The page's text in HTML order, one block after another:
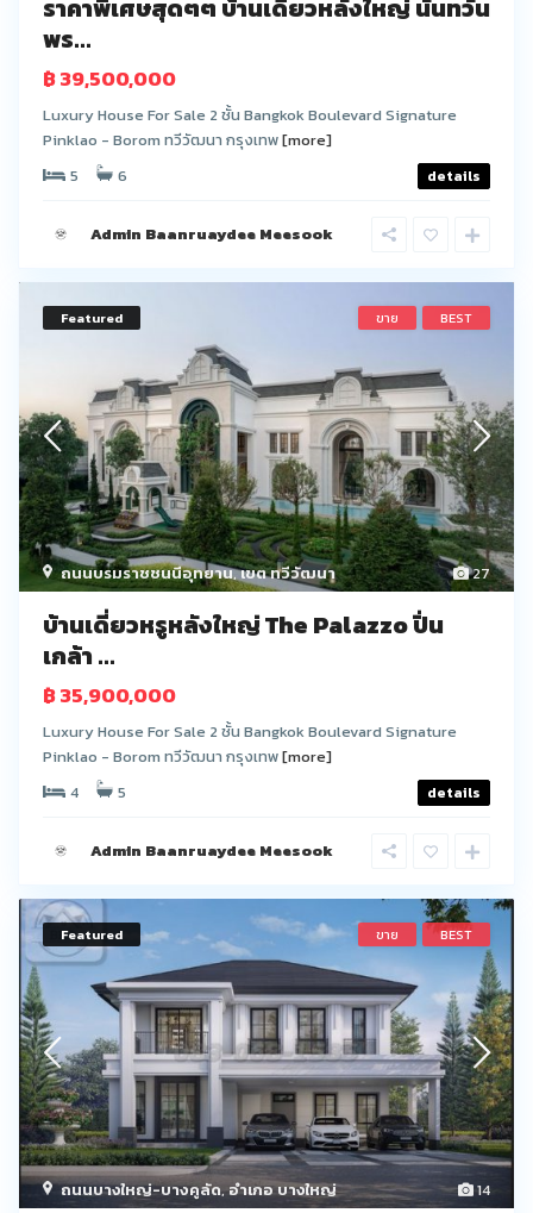
ราคาพิเศษสุดๆๆ บ้านเดี่ยวหลังใหญ่ นันทวัน
พร...
฿ 39,500,000
Luxury House For Sale 2 ชั้น Bangkok Boulevard Signature
Pinklao - Borom ทวีวัฒนา กรุงเทพ[more]
5
6 details
Admin Baanruaydee Meesook
27
ถนนบรมราชชนนีอุทยาน,เขต ทวีวัฒนา
Featured ขาย BEST
บ้านเดี่ยวหรูหลังใหญ่ The Palazzo ปิ่น
เกล้า ...
฿ 35,900,000
Luxury House For Sale 2 ชั้น Bangkok Boulevard Signature
Pinklao - Borom ทวีวัฒนา กรุงเทพ[more]
4
5 details
Admin Baanruaydee Meesook
14
ถนนบางใหญ่-บางคูลัด,อำเภอ บางใหญ่
Featured ขาย BEST